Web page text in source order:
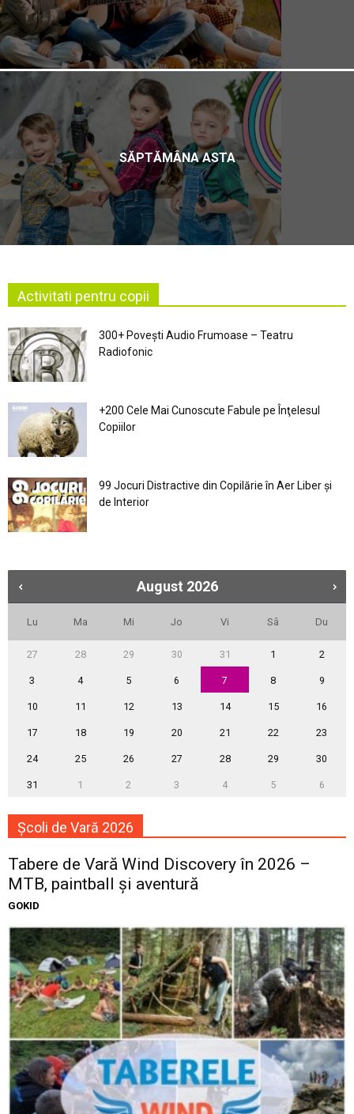
SĂPTĂMÂNA ASTA
Activitati pentru copii
300+ Povești Audio Frumoase – Teatru
Radiofonic
+200 Cele Mai Cunoscute Fabule pe Înţelesul
Copiilor
99 Jocuri Distractive din Copilărie în Aer Liber şi
de Interior
August 2026
Lu Ma Mi Jo Vi Sâ Du
27 28 29 30 31 1 2
3 4 5 6 7 8 9
10 11 12 13 14 15 16
17 18 19 20 21 22 23
24 25 26 27 28 29 30
31 1 2 3 4 5 6
Școli de Vară 2026
Tabere de Vară Wind Discovery în 2026 –
MTB, paintball și aventură
GOKID